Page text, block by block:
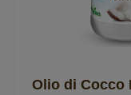
Olio di Cocco